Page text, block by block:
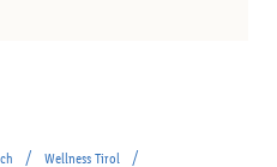
/ Wellness Tirol
/